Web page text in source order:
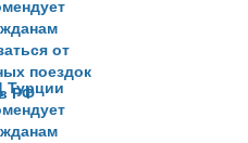
Турции